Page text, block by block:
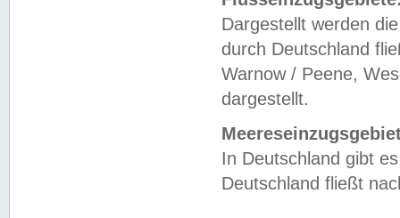
Dargestellt werden
durch Deutschland
Warnow / Peene,
dargestellt.
In Deutschland gibt
Deutschland fließt